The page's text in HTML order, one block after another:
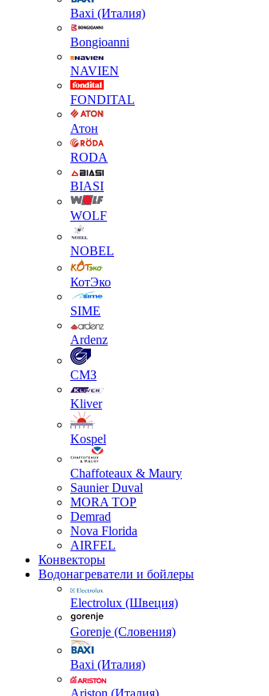
Baxi (Италия)
Вongioanni
NAVIEN
FONDITAL
Атон
RODA
BIASI
WOLF
NOBEL
КотЭко
SIME
Ardenz
СМЗ
Kliver
Kospel
Chaffoteaux & Maury
Saunier Duval
MORA TOP
Demrad
Nova Florida
AIRFEL
Конвекторы
Водонагреватели и бойлеры
Electrolux (Швеция)
Gorenje (Словения)
Baxi (Италия)
Ariston (Италия)